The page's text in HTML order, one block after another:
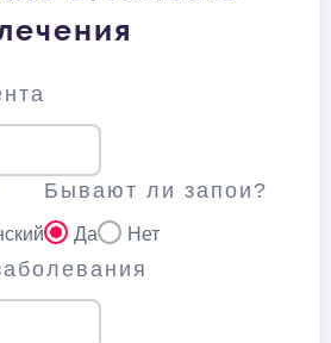
Бывают ли запои?
Да Нет